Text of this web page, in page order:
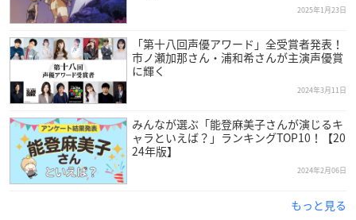
引用：大沢事務所
能登麻美子さんは石川県出身で、現在大沢事務所に所属してお
り、今年で45歳を迎えます。
っかけで上京＆専門学校へ通うことになった能登さん。声優と
2025年1月23日
「第十八回声優アワード」全受賞者発表！
市ノ瀬加那さん・浦和希さんが主演声優賞
に輝く
2024年3月11日
みんなが選ぶ「能登麻美子さんが演じるキ
ャラといえば？」ランキングTOP10！【20
24年版】
2024年2月06日
もっと見る